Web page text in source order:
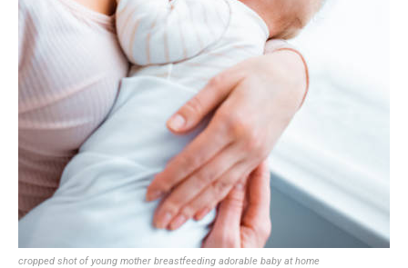
cropped shot of young mother breastfeeding adorable baby at home